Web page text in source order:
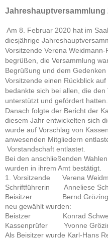
Jahreshauptversammlung
Am 8. Februar 2020 hat im
diesjährige
Vorsitzende Verena
begrüßen, die Versammlung
Begrüßung und dem
Vorsitzende einen Rückblick
bedankte sich bei allen, die
unterstützt und gefördert hatten.
Danach folgte der Bericht der
diesem Jahr entwickelten sich
wurde auf Vorschlag von
anwesenden Mitgliedern
Vorstandschaft entlastet.
Bei den anschließenden
wurden in ihrem Amt bestätigt.
1. Vorsitzende Verena
Schriftführerin Anneliese
Beisitzer Bernd
neu gewählt wurden:
Beistzer Konrad
Kassenprüfer Yvonne
Als Beisitzer wurde Karl-Hans